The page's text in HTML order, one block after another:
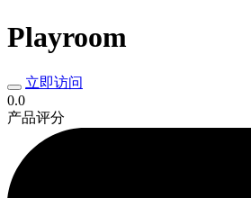
Playroom
立即访问
0.0
产品评分